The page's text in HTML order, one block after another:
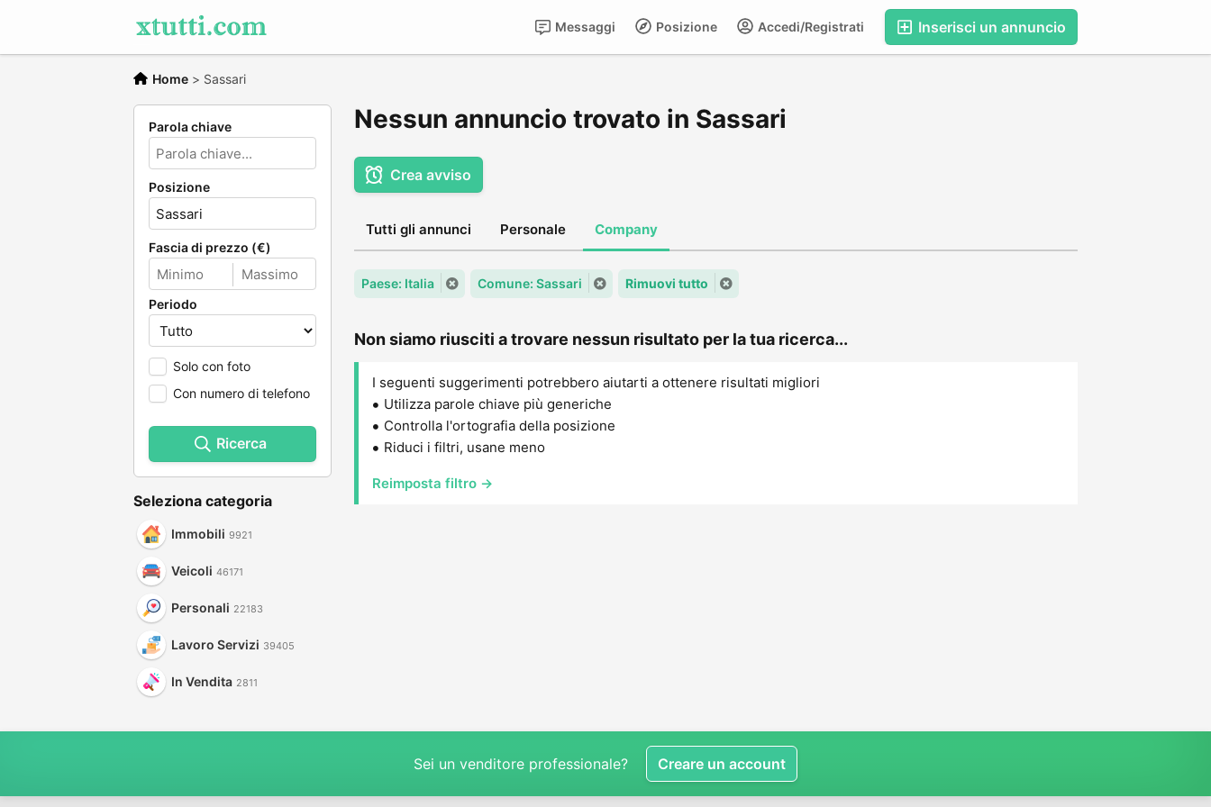
Inserisci un annuncio
Accedi/Registrati
Posizione
Messaggi
Home > Sassari
Parola chiave
Posizione
Fascia di prezzo (€)
Periodo
Solo con foto
Con numero di telefono
Ricerca
Seleziona categoria
Immobili 9921
Veicoli 46171
Personali 22183
Lavoro Servizi 39405
In Vendita 2811
Nessun annuncio trovato in Sassari
Crea avviso
Tutti gli annunci Personale Company
Paese: Italia Comune: Sassari Rimuovi tutto
Non siamo riusciti a trovare nessun risultato per la tua ricerca...
I seguenti suggerimenti potrebbero aiutarti a ottenere risultati migliori
Utilizza parole chiave più generiche
Controlla l'ortografia della posizione
Riduci i filtri, usane meno
Reimposta filtro →
Sei un venditore professionale? Creare un account